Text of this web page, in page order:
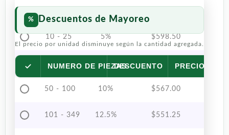
Descuentos de Mayoreo
El precio por unidad disminuye según la cantidad agregada.
NUMERO DE PIEZASDESCUENTO PRECIO POR
10 - 25 5% $598.50
26 - 49 7.5% $582.75
50 - 100 10% $567.00
101 - 349 12.5% $551.25